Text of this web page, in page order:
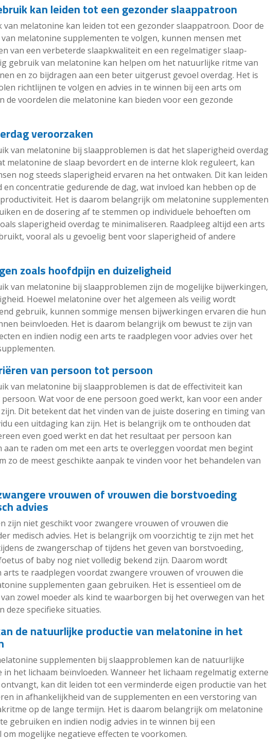
kan leiden tot een gezonder slaappatroon
melatonine kan leiden tot een gezonder slaappatroon. Door de
melatonine supplementen te volgen, kunnen mensen met
van een verbeterde slaapkwaliteit en een regelmatiger slaap-
gebruik van melatonine kan helpen om het natuurlijke ritme van
en zo bijdragen aan een beter uitgerust gevoel overdag. Het is
richtlijnen te volgen en advies in te winnen bij een arts om
de voordelen die melatonine kan bieden voor een gezonde
veroorzaken
van melatonine bij slaapproblemen is dat het slaperigheid overdag
melatonine de slaap bevordert en de interne klok reguleert, kan
nog steeds slaperigheid ervaren na het ontwaken. Dit kan leiden
concentratie gedurende de dag, wat invloed kan hebben op de
Het is daarom belangrijk om melatonine supplementen
en de dosering af te stemmen op individuele behoeften om
slaperigheid overdag te minimaliseren. Raadpleeg altijd een arts
vooral als u gevoelig bent voor slaperigheid of andere
zoals hoofdpijn en duizeligheid
van melatonine bij slaapproblemen zijn de mogelijke bijwerkingen,
Hoewel melatonine over het algemeen als veilig wordt
gebruik, kunnen sommige mensen bijwerkingen ervaren die hun
beïnvloeden. Het is daarom belangrijk om bewust te zijn van
en indien nodig een arts te raadplegen voor advies over het
van persoon tot persoon
van melatonine bij slaapproblemen is dat de effectiviteit kan
Wat voor de ene persoon goed werkt, kan voor een ander
Dit betekent dat het vinden van de juiste dosering en timing van
een uitdaging kan zijn. Het is belangrijk om te onthouden dat
even goed werkt en dat het resultaat per persoon kan
aan te raden om met een arts te overleggen voordat men begint
zo de meest geschikte aanpak te vinden voor het behandelen van
vrouwen of vrouwen die borstvoeding
advies
zijn niet geschikt voor zwangere vrouwen of vrouwen die
medisch advies. Het is belangrijk om voorzichtig te zijn met het
de zwangerschap of tijdens het geven van borstvoeding,
of baby nog niet volledig bekend zijn. Daarom wordt
arts te raadplegen voordat zwangere vrouwen of vrouwen die
supplementen gaan gebruiken. Het is essentieel om de
zowel moeder als kind te waarborgen bij het overwegen van het
deze specifieke situaties.
de natuurlijke productie van melatonine in het
supplementen bij slaapproblemen kan de natuurlijke
het lichaam beïnvloeden. Wanneer het lichaam regelmatig externe
kan dit leiden tot een verminderde eigen productie van het
in afhankelijkheid van de supplementen en een verstoring van
op de lange termijn. Het is daarom belangrijk om melatonine
gebruiken en indien nodig advies in te winnen bij een
mogelijke negatieve effecten te voorkomen.